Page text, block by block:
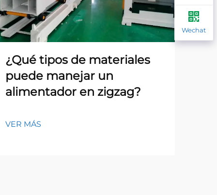
¿Qué tipos de materiales
puede manejar un
alimentador en zigzag?
VER MÁS
Wechat